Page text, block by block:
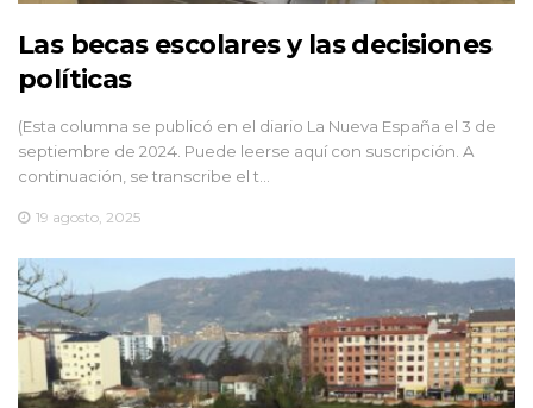
Las becas escolares y las decisiones
políticas
(Esta columna se publicó en el diario La Nueva España el 3 de
septiembre de 2024. Puede leerse aquí con suscripción. A
continuación, se transcribe el t…
19 agosto, 2025